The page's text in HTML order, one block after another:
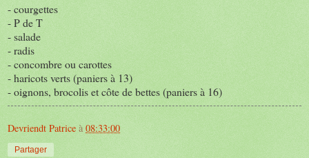
- courgettes
- P de T
- salade
- radis
- concombre ou carottes
- haricots verts (paniers à 13)
- oignons, brocolis et côte de bettes (paniers à 16)
Devriendt Patrice à 08:33:00
Partager